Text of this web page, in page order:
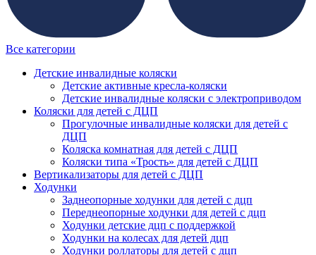
Все категории
Детские инвалидные коляски
Детские активные кресла-коляски
Детские инвалидные коляски с электроприводом
Коляски для детей с ДЦП
Прогулочные инвалидные коляски для детей с
ДЦП
Коляска комнатная для детей с ДЦП
Коляски типа «Трость» для детей с ДЦП
Вертикализаторы для детей с ДЦП
Ходунки
Заднеопорные ходунки для детей с дцп
Переднеопорные ходунки для детей с дцп
Ходунки детские дцп с поддержкой
Ходунки на колесах для детей дцп
Ходунки роллаторы для детей с дцп